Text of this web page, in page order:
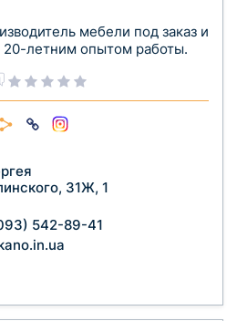
мебели под заказ и
20-летним опытом работы.
31Ж, 1
542-89-41